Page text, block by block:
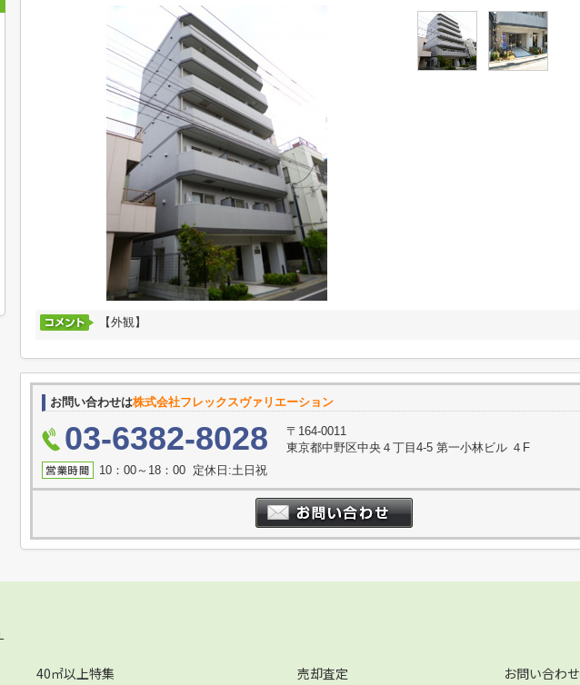
【外観】
お問い合わせは株式会社フレックスヴァリエーション
03-6382-8028
〒164-0011
東京都中野区中央４丁目4-5 第一小林ビル ４F
10：00～18：00 定休日:土日祝
40㎡以上特集 売却査定 お問い合わせ